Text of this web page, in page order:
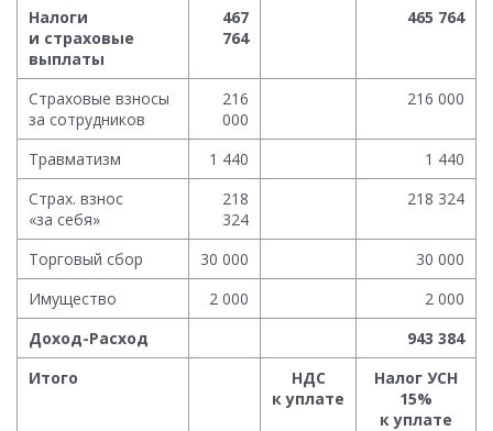
Налоги
и страховые
выплаты
467
764
465 764
Страховые взносы
за сотрудников
216
000
216 000
Травматизм 1 440
1 440
Страх. взнос
«за себя»
218
324
218 324
Торговый сбор 30 000
30 000
Имущество
2 000
2 000
Доход-Расход
943 384
Итого
НДС
к уплате
Налог УСН
15%
к уплате